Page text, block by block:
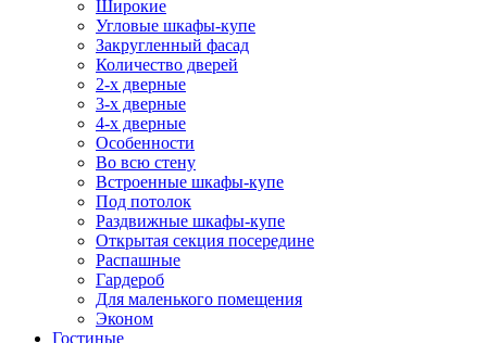
Широкие
Угловые шкафы-купе
Закругленный фасад
Количество дверей
2-х дверные
3-х дверные
4-х дверные
Особенности
Во всю стену
Встроенные шкафы-купе
Под потолок
Раздвижные шкафы-купе
Открытая секция посередине
Распашные
Гардероб
Для маленького помещения
Эконом
Гостиные